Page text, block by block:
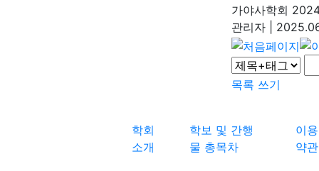
가야사학회
관리자
목록 쓰기
학회
소개
학보 및 간행
물 총목차
이용
약관